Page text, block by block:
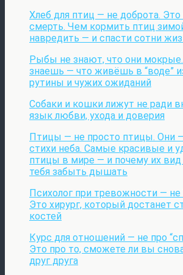
Хлеб для птиц — не доброта.
смерть. Чем кормить птиц
навредить — и спасти сотни
Рыбы не знают, что они
знаешь — что живёшь в “воде”
рутины и чужих ожиданий
Собаки и кошки лижут не ради
язык любви, ухода и доверия
Птицы — не просто птицы. Они
стихи неба. Самые красивые и
птицы в мире — и почему их вид
тебя забыть дышать
Психолог при тревожности — не
Это хирург, который достанет
костей
Курс для отношений — не про
Это про то, сможете ли вы
друг друга